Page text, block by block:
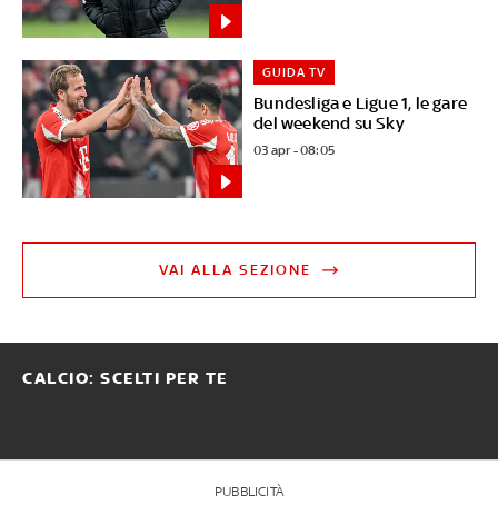
Bundesliga e Ligue 1, le gare
del weekend su Sky
GUIDA TV
03 apr - 08:05
VAI ALLA SEZIONE
CALCIO: SCELTI PER TE
PUBBLICITÀ